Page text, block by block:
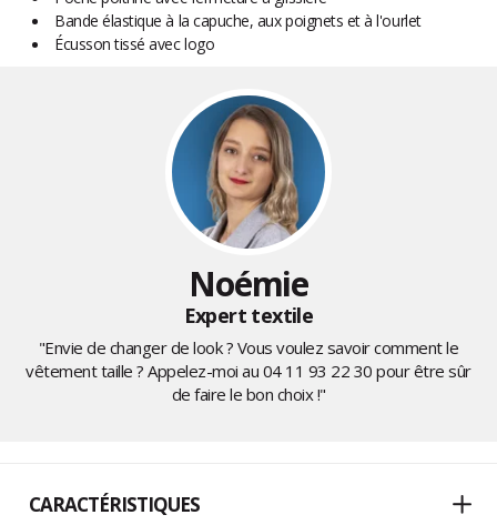
Bande élastique à la capuche, aux poignets et à l'ourlet
Écusson tissé avec logo
Noémie
Expert textile
"Envie de changer de look ? Vous voulez savoir comment le
vêtement taille ? Appelez-moi au 04 11 93 22 30 pour être sûr
de faire le bon choix !"
CARACTÉRISTIQUES